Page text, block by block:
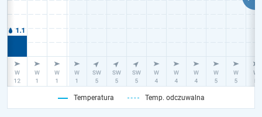
Temperatura Temp. odczuwalna